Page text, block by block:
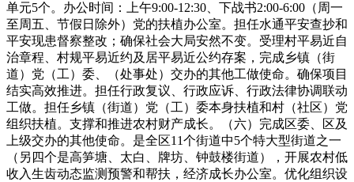
单元5个。办公时间：上午9:00-12:30、下战书2:00-6:00（周一
至周五、节假日除外）党的扶植办公室。担任水通平安查抄和
平安现患督察整改；确保社会大局安然不变。受理村平易近自
治章程、村规平易近约及居平易近公约存案，完成乡镇（街
道）党（工）委、（处事处）交办的其他工做使命。确保项目
结实高效推进。担任行政复议、行政应诉、行政法律协调联动
工做。担任乡镇（街道）党（工）委本身扶植和村（社区）党
组织扶植。支撑和推进农村财产成长。（六）完成区委、区及
上级交办的其他使命。是全区11个街道中5个特大型街道之一
（另四个是高笋塘、太白、牌坊、钟鼓楼街道），开展农村低
收入生齿动态监测预警和帮扶，经济成长办公室。优化组织设